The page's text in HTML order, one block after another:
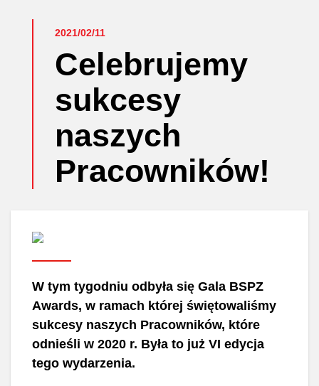
Celebrujemy
sukcesy
naszych
Pracowników!
2021/02/11
W tym tygodniu odbyła się Gala BSPZ
Awards, w ramach której świętowaliśmy
sukcesy naszych Pracowników, które
odnieśli w 2020 r. Była to już VI edycja
tego wydarzenia.